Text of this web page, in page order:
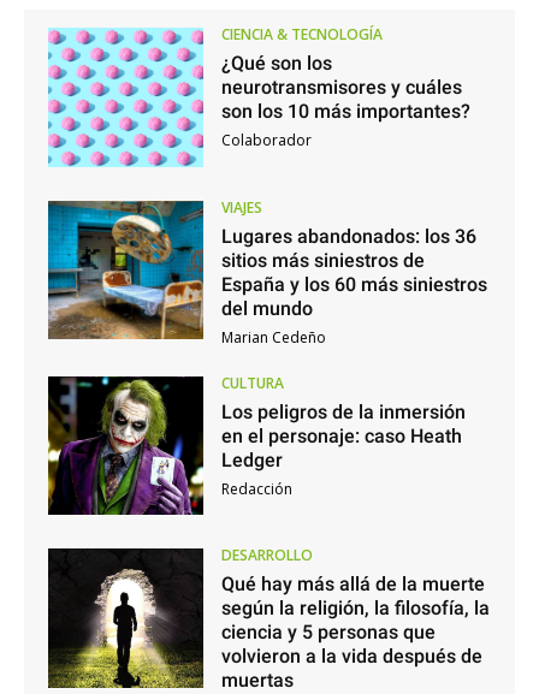
CIENCIA & TECNOLOGÍA
¿Qué son los
neurotransmisores y cuáles
son los 10 más importantes?
Colaborador
VIAJES
Lugares abandonados: los 36
sitios más siniestros de
España y los 60 más siniestros
del mundo
Marian Cedeño
CULTURA
Los peligros de la inmersión
en el personaje: caso Heath
Ledger
Redacción
DESARROLLO
Qué hay más allá de la muerte
según la religión, la filosofía, la
ciencia y 5 personas que
volvieron a la vida después de
muertas